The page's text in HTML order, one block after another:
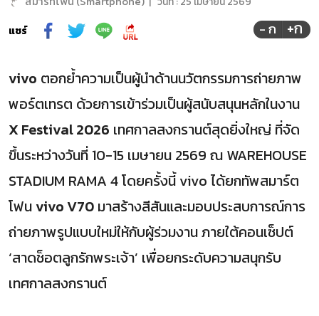
แชร์
- ก +ก
vivo ตอกย้ำความเป็นผู้นำด้านนวัตกรรมการถ่ายภาพ
พอร์ตเทรต ด้วยการเข้าร่วมเป็นผู้สนับสนุนหลักในงาน
X Festival 2026 เทศกาลสงกรานต์สุดยิ่งใหญ่ ที่จัด
ขึ้นระหว่างวันที่ 10-15 เมษายน 2569 ณ WAREHOUSE
STADIUM RAMA 4 โดยครั้งนี้ vivo ได้ยกทัพสมาร์ต
โฟน vivo V70 มาสร้างสีสันและมอบประสบการณ์การ
ถ่ายภาพรูปแบบใหม่ให้กับผู้ร่วมงาน ภายใต้คอนเซ็ปต์
‘สาดช็อตลูกรักพระเจ้า’ เพื่อยกระดับความสนุกรับ
เทศกาลสงกรานต์